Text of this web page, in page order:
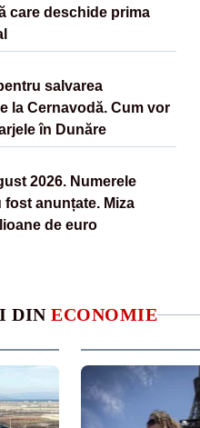
care deschide prima
salvarea
la Cernavodă. Cum vor
în Dunăre
2026. Numerele
anunțate. Miza
de euro
DIN ECONOMIE